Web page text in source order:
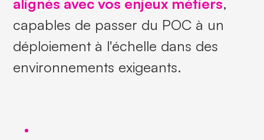
alignés avec vos enjeux métiers,
capables de passer du POC à un
déploiement à l'échelle dans des
environnements exigeants.